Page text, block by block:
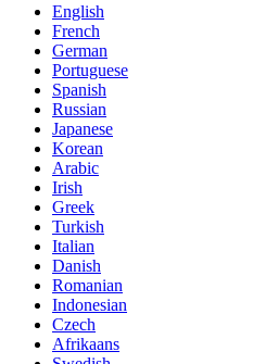
English
French
German
Portuguese
Spanish
Russian
Japanese
Korean
Arabic
Irish
Greek
Turkish
Italian
Danish
Romanian
Indonesian
Czech
Afrikaans